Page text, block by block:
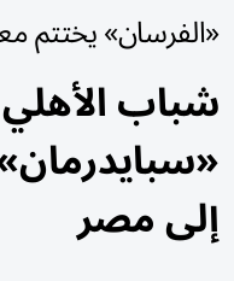
«الفرسان» يختتم
شباب الأهلي
إلى مصر